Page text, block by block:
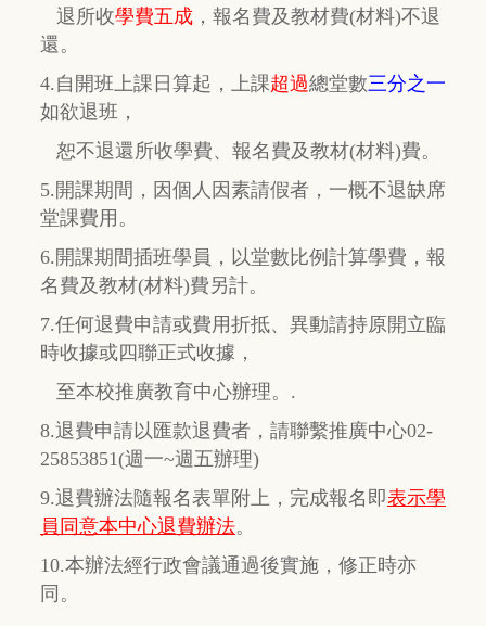
退所收學費五成 ， 報名費及教材費(材料)不退
還。
4.自開班上課日算起，上課超過總堂數三分之一
如欲退班，
恕不退還所收學費、報名費及教材(材料)費。
5.開課期間，因個人因素請假者，一概不退缺席
堂課費用。
6.開課期間插班學員，以堂數比例計算學費，報
名費及教材(材料)費另計。
7.任何退費申請或費用折抵、異動請持原開立臨
時收據或四聯正式收據，
至本校推廣教育中心辦理。.
8.退費申請以匯款退費者，請聯繫推廣中心02-
25853851(週一~週五辦理)
9.退費辦法隨報名表單附上，完成報名即表示學
員同意本中心退費辦法。
10.本辦法經行政會議通過後實施，修正時亦
同。